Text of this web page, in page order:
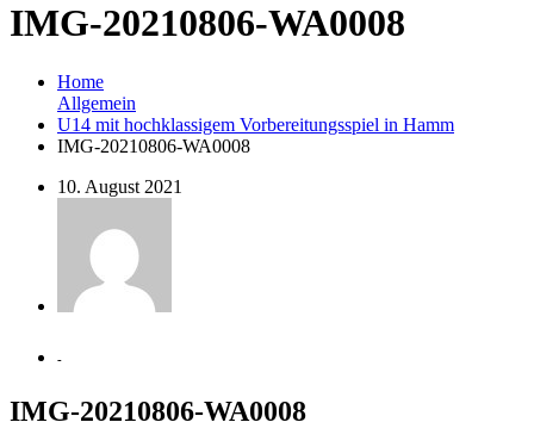
IMG-20210806-WA0008
Home
Allgemein
U14 mit hochklassigem Vorbereitungsspiel in Hamm
IMG-20210806-WA0008
10. August 2021
-
IMG-20210806-WA0008